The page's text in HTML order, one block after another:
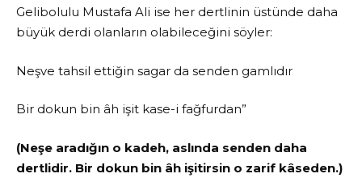
Gelibolulu Mustafa Ali ise her dertlinin üstünde daha
büyük derdi olanların olabileceğini söyler:
Neşve tahsil ettiğin sagar da senden gamlıdır
Bir dokun bin âh işit kase-i fağfurdan”
(Neşe aradığın o kadeh, aslında senden daha
dertlidir. Bir dokun bin âh işitirsin o zarif kâseden.)